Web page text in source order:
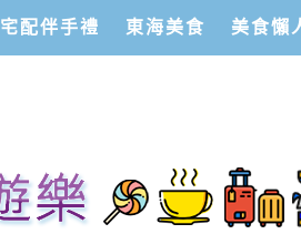
配伴手禮 東海美食 美食懶